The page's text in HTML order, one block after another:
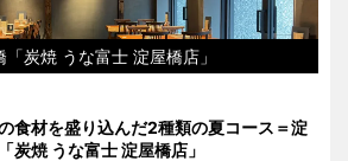
炭焼 うな富士 淀屋橋店」
食材を盛り込んだ2種類の夏コース＝淀
炭焼 うな富士 淀屋橋店」